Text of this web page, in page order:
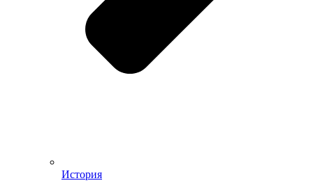
История